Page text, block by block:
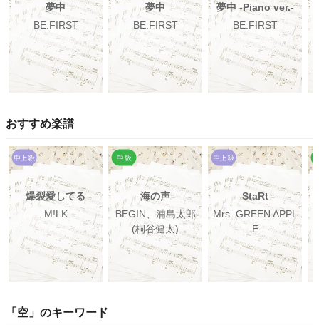
夢中
BE:FIRST
夢中
BE:FIRST
夢中 -Piano ver.-
BE:FIRST
おすすめ楽譜
爆裂愛してる
M!LK
海の声
BEGIN、浦島太郎
(桐谷健太)
StaRt
Mrs. GREEN APPL
E
「 空 」のキーワード